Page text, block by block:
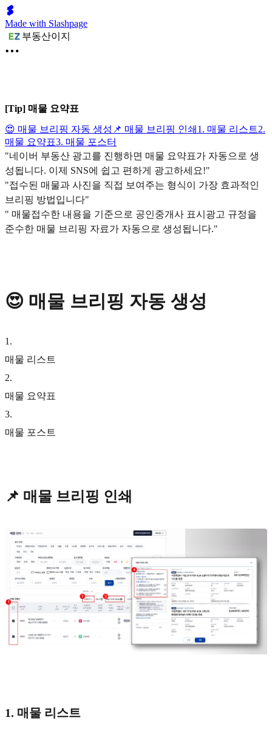
Made with Slashpage
부동산이지
[Tip] 매물 요약표
😍 매물 브리핑 자동 생성 📌 매물 브리핑 인쇄 1. 매물 리스트2.
매물 요약표3. 매물 포스터
"네이버 부동산 광고를 진행하면 매물 요약표가 자동으로 생
성됩니다. 이제 SNS에 쉽고 편하게 광고하세요!"
"접수된 매물과 사진을 직접 보여주는 형식이 가장 효과적인
브리핑 방법입니다"
" 매물접수한 내용을 기준으로 공인중개사 표시광고 규정을
준수한 매물 브리핑 자료가 자동으로 생성됩니다."
😍 매물 브리핑 자동 생성
1 .
매물 리스트
2.
매물 요약표
3.
매물 포스트
📌 매물 브리핑 인쇄
1. 매물 리스트